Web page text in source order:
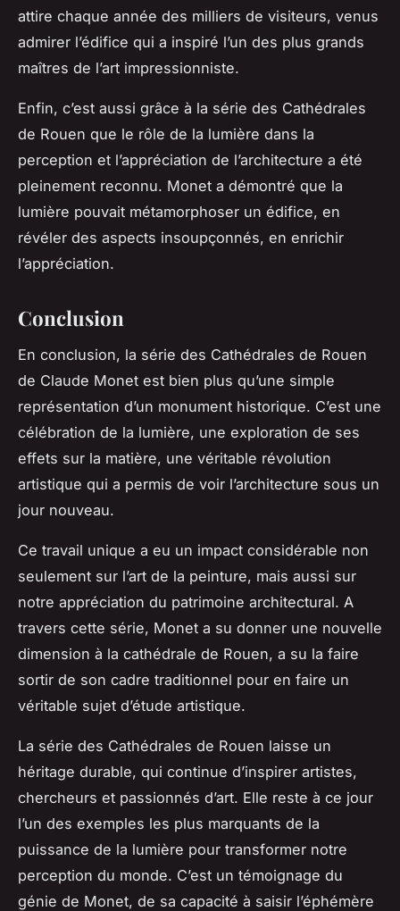
attire chaque année des milliers de visiteurs, venus
admirer l’édifice qui a inspiré l’un des plus grands
maîtres de l’art impressionniste.
Enfin, c’est aussi grâce à la série des Cathédrales
de Rouen que le rôle de la lumière dans la
perception et l’appréciation de l’architecture a été
pleinement reconnu. Monet a démontré que la
lumière pouvait métamorphoser un édifice, en
révéler des aspects insoupçonnés, en enrichir
l’appréciation.
Conclusion
En conclusion, la série des Cathédrales de Rouen
de Claude Monet est bien plus qu’une simple
représentation d’un monument historique. C’est une
célébration de la lumière, une exploration de ses
effets sur la matière, une véritable révolution
artistique qui a permis de voir l’architecture sous un
jour nouveau.
Ce travail unique a eu un impact considérable non
seulement sur l’art de la peinture, mais aussi sur
notre appréciation du patrimoine architectural. A
travers cette série, Monet a su donner une nouvelle
dimension à la cathédrale de Rouen, a su la faire
sortir de son cadre traditionnel pour en faire un
véritable sujet d’étude artistique.
La série des Cathédrales de Rouen laisse un
héritage durable, qui continue d’inspirer artistes,
chercheurs et passionnés d’art. Elle reste à ce jour
l’un des exemples les plus marquants de la
puissance de la lumière pour transformer notre
perception du monde. C’est un témoignage du
génie de Monet, de sa capacité à saisir l’éphémère